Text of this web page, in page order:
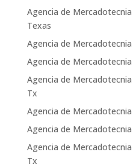
Agencia de
Texas
Agencia de
Agencia de
Agencia de
Tx
Agencia de
Agencia de
Agencia de
Tx